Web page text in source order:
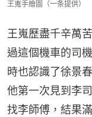
王嵬手繪圖（一条提供）
王嵬歷盡千辛萬
過這個機車的司
時也認識了徐景
他第一次見到李
找李師傅，結果